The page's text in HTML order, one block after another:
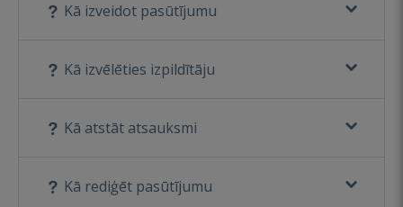
Kā izveidot pasūtījumu
Kā izvēlēties izpildītāju
Kā atstāt atsauksmi
Kā rediģēt pasūtījumu